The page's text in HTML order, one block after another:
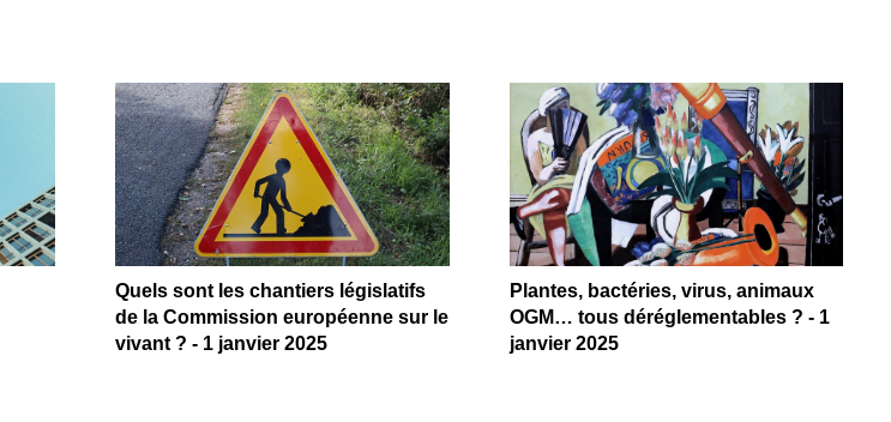
Quels sont les chantiers législatifs
de la Commission européenne sur le
vivant ? - 1 janvier 2025
Plantes, bactéries, virus, animaux
OGM… tous déréglementables ? - 1
janvier 2025